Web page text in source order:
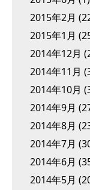
2015年2月
2015年1月
2014年12月
2014年11月
2014年10月
2014年9月
2014年8月
2014年7月
2014年6月
2014年5月